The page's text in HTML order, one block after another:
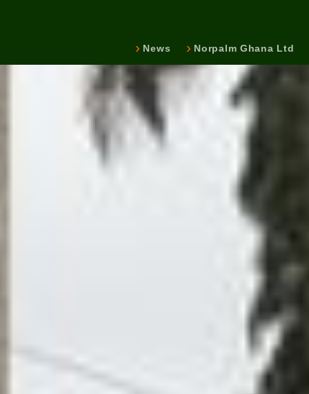
News Norpalm Ghana Ltd